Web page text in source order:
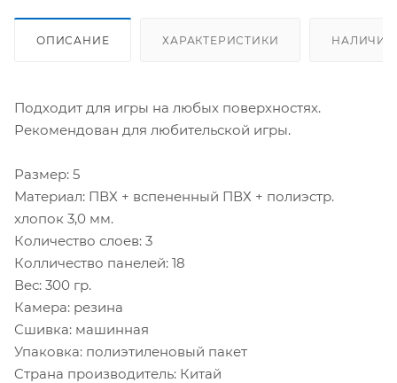
ОПИСАНИЕ ХАРАКТЕРИСТИКИ НАЛИЧИЕ
Подходит для игры на любых поверхностях.
Рекомендован для любительской игры.
Размер: 5
Материал: ПВХ + вспененный ПВХ + полиэстр.
хлопок 3,0 мм.
Количество слоев: 3
Колличество панелей: 18
Вес: 300 гр.
Камера: резина
Сшивка: машинная
Упаковка: полиэтиленовый пакет
Cтрана производитель: Китай